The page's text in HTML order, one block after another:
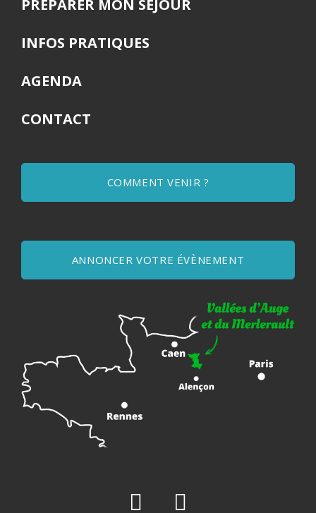
PRÉPARER MON SÉJOUR
INFOS PRATIQUES
AGENDA
CONTACT
COMMENT VENIR ?
ANNONCER VOTRE ÉVÈNEMENT